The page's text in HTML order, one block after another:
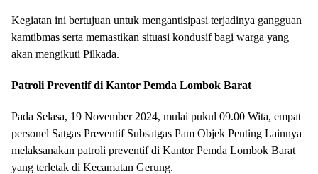
Kegiatan ini bertujuan untuk mengantisipasi terjadinya gangguan
kamtibmas serta memastikan situasi kondusif bagi warga yang
akan mengikuti Pilkada.
Patroli Preventif di Kantor Pemda Lombok Barat
Pada Selasa, 19 November 2024, mulai pukul 09.00 Wita, empat
personel Satgas Preventif Subsatgas Pam Objek Penting Lainnya
melaksanakan patroli preventif di Kantor Pemda Lombok Barat
yang terletak di Kecamatan Gerung.